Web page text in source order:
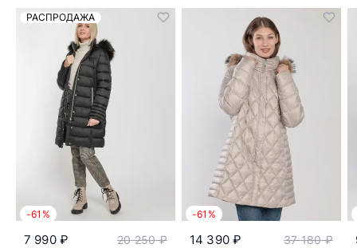
РАСПРОДАЖА
-61%
7 990 ₽ 20 250 ₽
-61%
14 390 ₽ 37 180 ₽